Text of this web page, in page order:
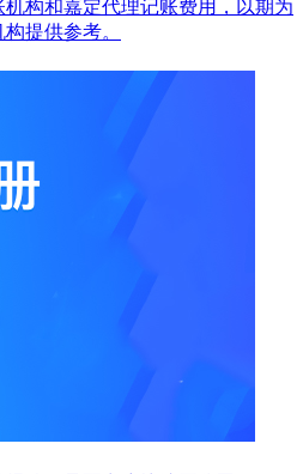
构和嘉定代理记账费用，以期为
提供参考。